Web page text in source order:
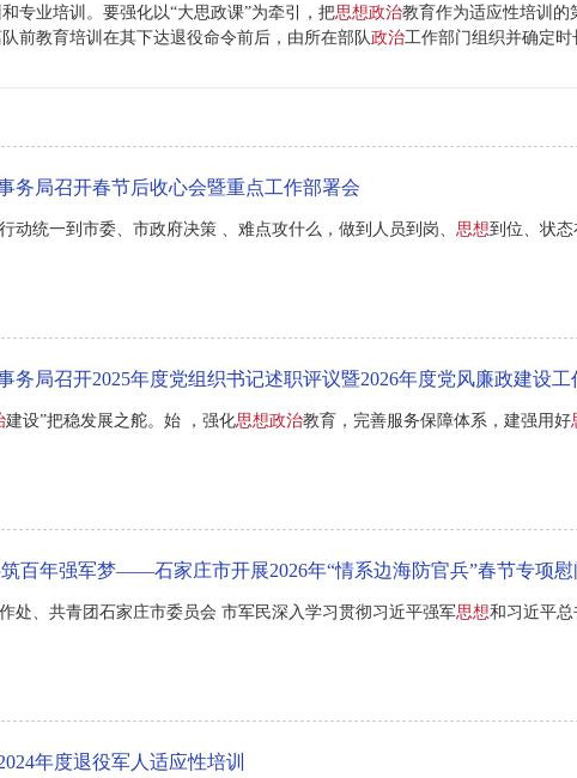
专业培训。要强化以“大思政课”为牵引，把思想政治教育作为适应性培训的
前教育培训在其下达退役命令前后，由所在部队政治工作部门组织并确定时
务局召开春节后收心会暨重点工作部署会
动统一到市委、市政府决策 、难点攻什么，做到人员到岗、 思想到位、状
务局召开2025年度党组织书记述职评议暨2026年度党风廉政建设工
建设”把稳发展之舵。始 ，强化思想政治教育，完善服务保障体系，建强用好
百年强军梦——石家庄市开展2026年“情系边海防官兵”春节专项慰
处、共青团石家庄市委员会 市军民深入学习贯彻习近平强军思想和习近平总
年度退役军人适应性培训